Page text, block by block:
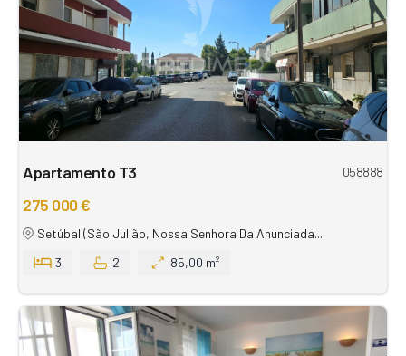
Apartamento T3 058888
275 000 €
Setúbal (São Julião, Nossa Senhora Da Anunciada...
3
2 85,00 m²